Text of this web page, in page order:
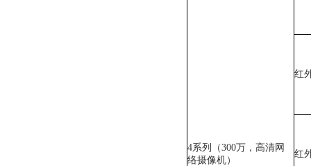
4系列（300万，高清网
络摄像机）
红
红